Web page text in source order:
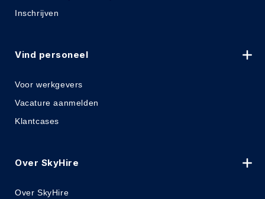
Inschrijven
Vind personeel
Voor werkgevers
Vacature aanmelden
Klantcases
Over SkyHire
Over SkyHire